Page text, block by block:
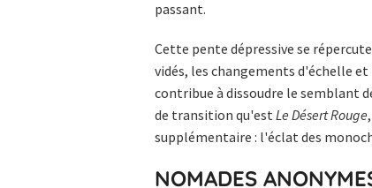
passant.
Cette pente dépressive se
vidés, les changements d'échelle
contribue à dissoudre le semblant
de transition qu'estLe Désert Rouge
supplémentaire : l'éclat des
NOMADES